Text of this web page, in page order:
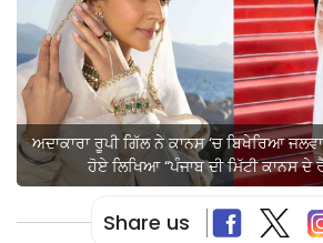
ਅਦਾਕਾਰਾ ਰੂਪੀ ਗਿੱਲ ਨੇ ਕਾਨਸ ‘ਚ ਬਿਖੇਰਿਆ
ਹੋਏ ਲਿਖਿਆ “ਪੰਜਾਬ ਦੀ ਮਿੱਟੀ ਕਾਨਸ ਦੇ
Share us